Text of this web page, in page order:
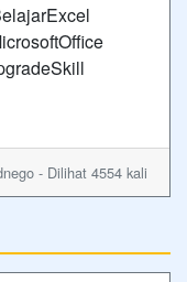
- Dilihat 4554 kali